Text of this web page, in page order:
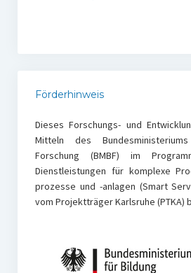
Förderhinweis
Dieses Forschungs- und
Mitteln des
Forschung (BMBF) im
Dienstleistungen für komplexe
prozesse und -anlagen (Smart
vom Projektträger Karlsruhe (PTKA)